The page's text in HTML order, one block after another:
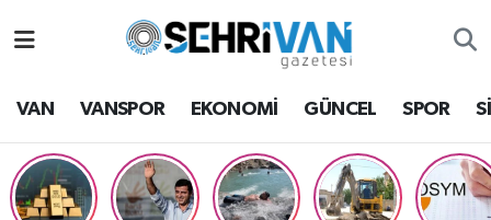
VAN VANSPOR EKONOMİ GÜNCEL SPOR
Van Hava Durumu
VAN Namaz Vakitleri